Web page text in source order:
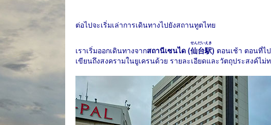
ต่อไปจะเริ่มเล่าการเดินทางไปยังสถานทูตไทย
เราเริ่มออกเดินทางจากสถานีเซนได (仙台駅
せんだいえき
) ตอนเช้า ตอนที่
เขียนถึงสงครามในยูเครนด้วย รายละเอียดและวัตถุประสงค์ไ